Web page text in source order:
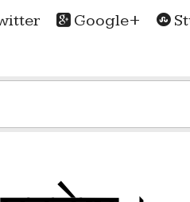
Google+